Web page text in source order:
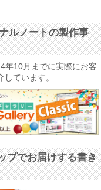
ルノートの製作事
年10月までに実際にお客
ています。
プでお届けする書き